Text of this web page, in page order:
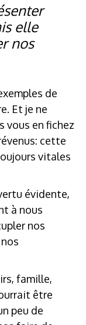
elle
nos
de
Et je ne
vous en fichez
cette
vitales
évidente,
à nous
nos
famille,
être
peu de